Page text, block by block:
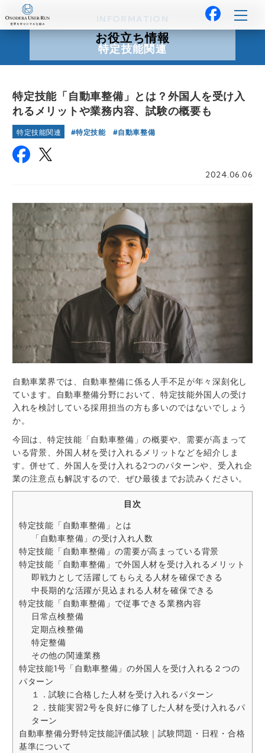
お役立ち情報
特定技能関連
特定技能「自動車整備」とは？外国人を受け入
れるメリットや業務内容、試験の概要も
特定技能関連 特定技能 自動車整備
2024.06.06
自動車業界では、自動車整備に係る人手不足が年々深刻化し
ています。自動車整備分野において、特定技能外国人の受け
入れを検討している採用担当の方も多いのではないでしょう
か。
今回は、特定技能「自動車整備」の概要や、需要が高まって
いる背景、外国人材を受け入れるメリットなどを紹介しま
す。併せて、外国人を受け入れる2つのパターンや、受入れ企
業の注意点も解説するので、ぜひ最後までお読みください。
目次
特定技能「自動車整備」とは
「自動車整備」の受け入れ人数
特定技能「自動車整備」の需要が高まっている背景
特定技能「自動車整備」で外国人材を受け入れるメリット
即戦力として活躍してもらえる人材を確保できる
中長期的な活躍が見込まれる人材を確保できる
特定技能「自動車整備」で従事できる業務内容
日常点検整備
定期点検整備
特定整備
その他の関連業務
特定技能1号「自動車整備」の外国人を受け入れる２つの
パターン
１．試験に合格した人材を受け入れるパターン
２．技能実習2号を良好に修了した人材を受け入れるパ
ターン
自動車整備分野特定技能評価試験｜試験問題・日程・合格
基準について